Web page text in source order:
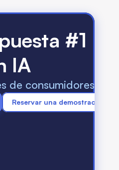
#1
IA
de consumidores
Reservar una demostración